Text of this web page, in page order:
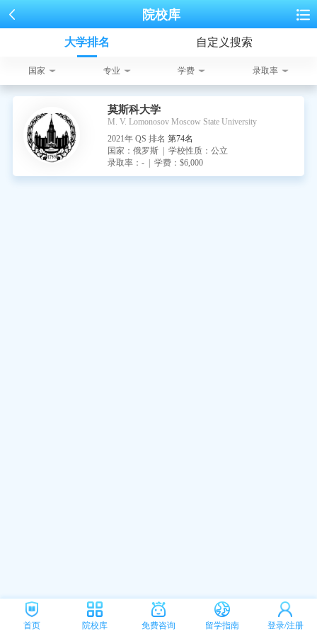
院校库
大学排名 自定义搜索
国家 专业 学费 录取率
莫斯科大学
M. V. Lomonosov Moscow State University
2021年 QS 排名 第74名
国家：俄罗斯 | 学校性质：公立
录取率：- | 学费：$6,000
首页 院校库 免费咨询 留学指南 登录/注册